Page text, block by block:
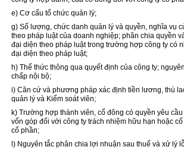
e) Cơ cấu tổ chức quản lý;
g) Số lượng, chức danh quản lý và quyền, nghĩa vụ
theo pháp luật của doanh nghiệp; phân chia quyền
đại diện theo pháp luật trong trường hợp công ty có
đại diện theo pháp luật;
h) Thể thức thông qua quyết định của công ty;
chấp nội bộ;
i) Căn cứ và phương pháp xác định tiền lương, thù
quản lý và Kiểm soát viên;
k) Trường hợp thành viên, cổ đông có quyền yêu
vốn góp đối với công ty trách nhiệm hữu hạn hoặc
cổ phần;
l) Nguyên tắc phân chia lợi nhuận sau thuế và xử lý